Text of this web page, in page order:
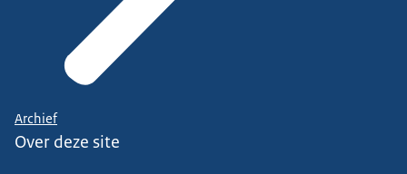
Archief
Over deze site